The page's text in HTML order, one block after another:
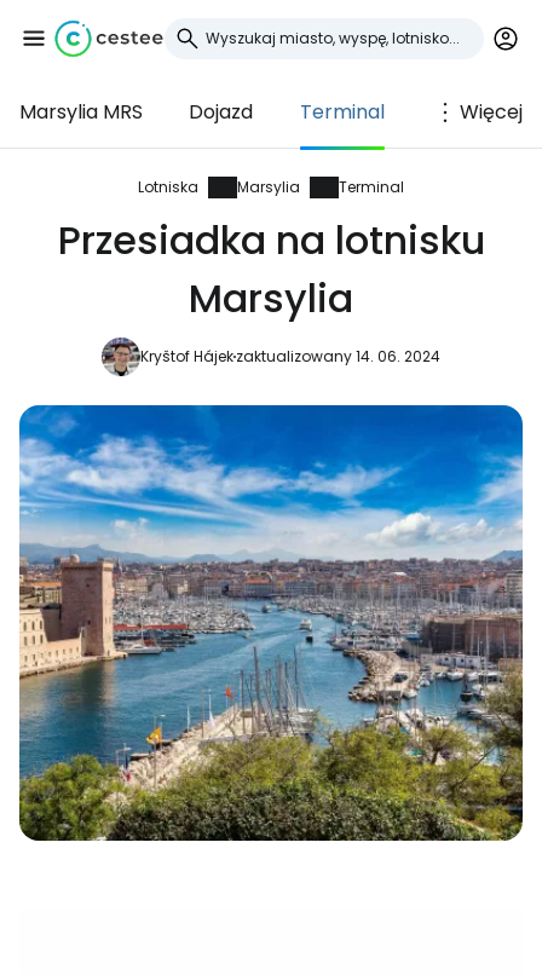
Marsylia MRS Dojazd Terminal Więcej
Lotniska Marsylia Terminal
Przesiadka na lotnisku
Marsylia
Kryštof Hájekzaktualizowany 14. 06. 2024
Zaloguj się do
Cestee
... światowej społeczności podróżniczej
Kontynuuj z Google
Kontynuuj z e-mailem